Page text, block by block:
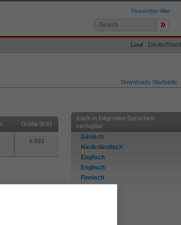
Newsletter-Abo
»
Land Deutschland
Downloads Startseite
Größe (KB)
6.593
Auch in folgenden Sprachen
verfügbar
Dänisch
Niederländisch
Englisch
Englisch
Finnisch